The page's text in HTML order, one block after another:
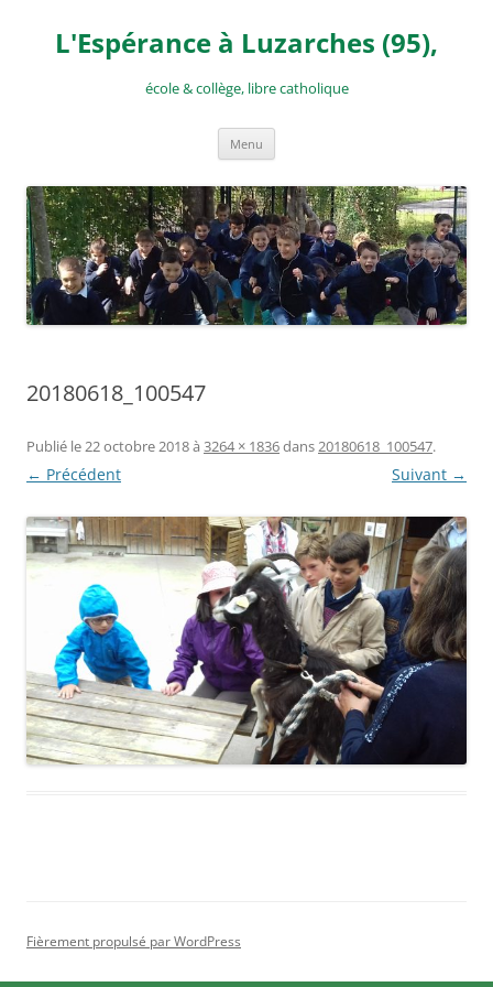
contenu
L'Espérance à Luzarches (95),
école & collège, libre catholique
Menu
20180618_100547
Publié le22 octobre 2018à 3264 × 1836dans20180618_100547.
← Précédent Suivant →
Fièrement propulsé par WordPress